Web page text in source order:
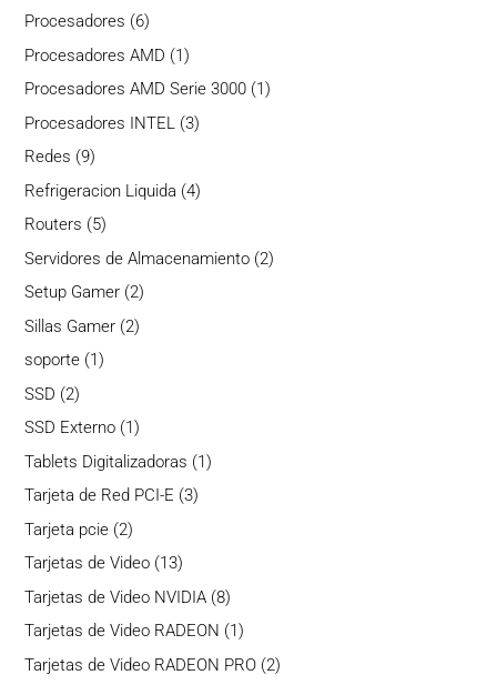
productos
Procesadores 66
productos
Procesadores AMD 11
producto
Procesadores AMD Serie 3000 1 1
Procesadores INTEL 33
Redes 99
productos
Refrigeracion Liquida 44
Routers 55
productos
Servidores de Almacenamiento 22
Setup Gamer 22
Sillas Gamer 22
soporte 1 1
SSD 22
productos
SSD Externo 1 1
producto
Tablets Digitalizadoras 11
Tarjeta de Red PCI-E 33
Tarjeta pcie 22
productos
Tarjetas de Video 1313
productos
Tarjetas de Video NVIDIA 88
productos
Tarjetas de Video RADEON 1 1
producto
Tarjetas de Video RADEON PRO 22